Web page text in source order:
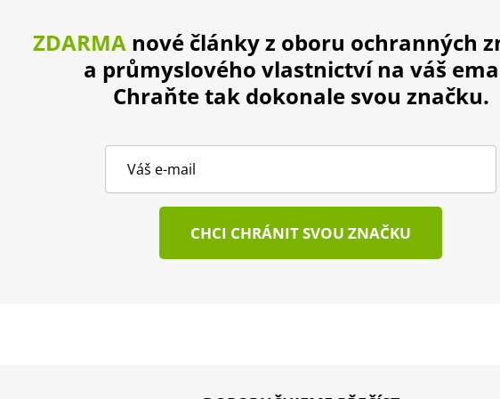
ZDARMA nové články z oboru ochranných
a průmyslového vlastnictví na váš
Chraňte tak dokonale svou značku.
CHCI CHRÁNIT SVOU ZNAČKU